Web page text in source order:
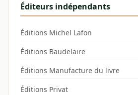
Éditeurs indépendants
Éditions Michel Lafon
Éditions Baudelaire
Éditions Manufacture du livre
Éditions Privat